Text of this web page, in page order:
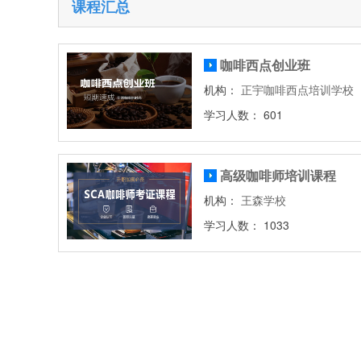
课程汇总
咖啡西点创业班
机构： 正宇咖啡西点培训学校
学习人数： 601
高级咖啡师培训课程
机构： 王森学校
学习人数： 1033